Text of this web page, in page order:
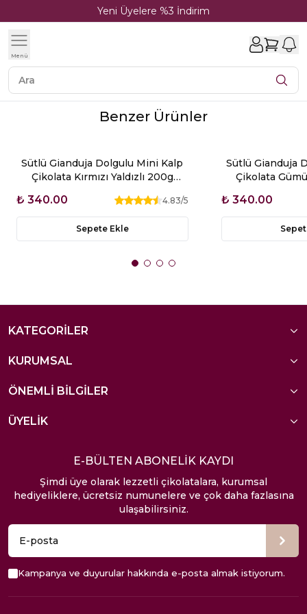
Yeni Üyelere %3 İndirim
Menü
Benzer Ürünler
Sütlü Gianduja Dolgulu Mini Kalp
Çikolata Kırmızı Yaldızlı 200g
₺ 340.00 4.83/5
Sepete Ekle
Sütlü Gianduja
Çikolata
₺ 340.00
KATEGORİLER
KURUMSAL
ÖNEMLİ BİLGİLER
ÜYELİK
E-BÜLTEN ABONELİK KAYDI
Şimdi üye olarak lezzetli çikolatalara, kurumsal
hediyeliklere, ücretsiz numunelere ve çok daha fazlasına
ulaşabilirsiniz.
Kampanya ve duyurular hakkında e-posta almak istiyorum.